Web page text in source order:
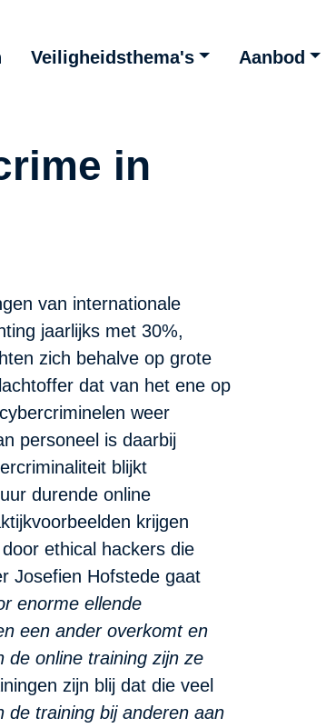
Veiligheidsthema's Aanbod
in
van internationale
jaarlijks met 30%,
zich behalve op grote
dat van het ene op
weer
personeel is daarbij
blijkt
durende online
krijgen
ethical hackers die
Josefien Hofstede gaat
enorme ellende
een ander overkomt en
de online training zijn ze
zijn blij dat die veel
de training bij anderen aan